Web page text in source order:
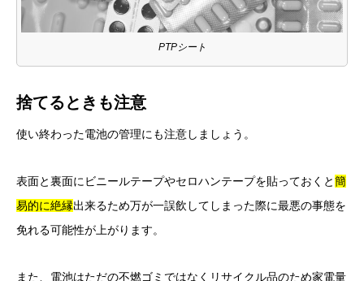
PTPシート
捨てるときも注意
使い終わった電池の管理にも注意しましょう。
表面と裏面にビニールテープやセロハンテープを貼っておくと簡
易的に絶縁出来るため万が一誤飲してしまった際に最悪の事態を
免れる可能性が上がります。
また、電池はただの不燃ゴミではなくリサイクル品のため家電量